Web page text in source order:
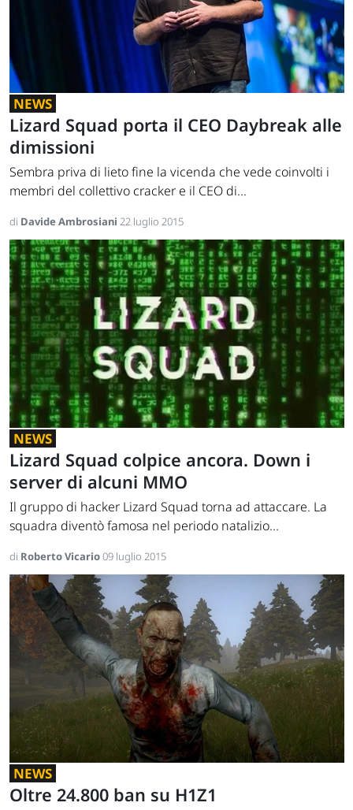
NEWS
Lizard Squad porta il CEO Daybreak alle
dimissioni
Sembra priva di lieto fine la vicenda che vede coinvolti i
membri del collettivo cracker e il CEO di...
di Davide Ambrosiani 22 luglio 2015
NEWS
Lizard Squad colpice ancora. Down i
server di alcuni MMO
Il gruppo di hacker Lizard Squad torna ad attaccare. La
squadra diventò famosa nel periodo natalizio...
di Roberto Vicario09 luglio 2015
NEWS
Oltre 24.800 ban su H1Z1